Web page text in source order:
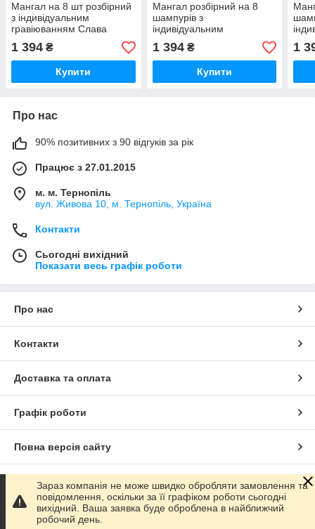
Мангал на 8 шт розбірний
з індивідуальним
гравіюванням Слава
Україні - на подарунок
1 394 ₴
Купити
Мангал розбірний на 8
шампурів з
індивідуальним
гравіюванням - Слава
Україні
1 394₴
Купити
1
Про нас
90% позитивних з 90 відгуків за рік
Працює з 27.01.2015
м. м. Тернопіль
вул. Живова 10, м. Тернопіль, Україна
Контакти
Сьогодні вихідний
Показати весь графік роботи
Про нас
Контакти
Доставка та оплата
Графік роботи
Повна версія сайту
Сайт створено на маркетплейсіProm.ua
Політика конфіденційності
Зараз компанія не може швидко обробляти замовлення та
повідомлення, оскільки за її графіком роботи сьогодні
вихідний. Ваша заявка буде оброблена в найближчий
робочий день.